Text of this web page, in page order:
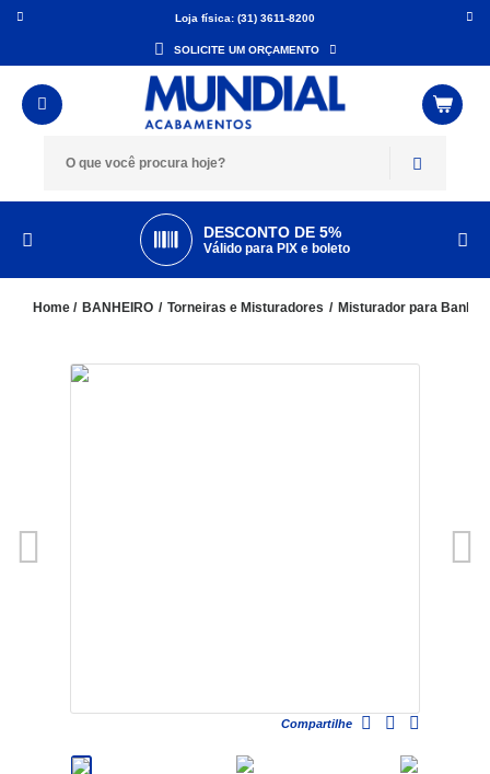
Loja física: (31) 3611-8200
SOLICITE UM ORÇAMENTO
DESCONTO DE 5%
Válido para PIX e boleto
BANHEIRO Torneiras e Misturadores Misturador para
Compartilhe